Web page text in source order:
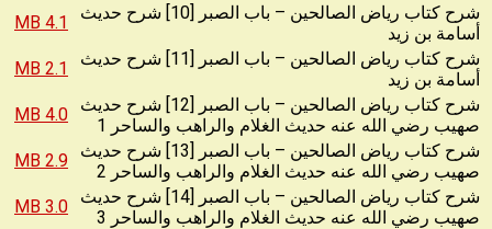
شرح كتاب رياض الصالحين – باب الصبر [10] شرح حديث
أسامة بن زيد
4.1 MB
شرح كتاب رياض الصالحين – باب الصبر [11] شرح حديث
أسامة بن زيد
2.1 MB
شرح كتاب رياض الصالحين – باب الصبر [12] شرح حديث
صهيب رضي الله عنه حديث الغلام والراهب والساحر 1
4.0 MB
شرح كتاب رياض الصالحين – باب الصبر [13] شرح حديث
صهيب رضي الله عنه حديث الغلام والراهب والساحر 2
2.9 MB
شرح كتاب رياض الصالحين – باب الصبر [14] شرح حديث
صهيب رضي الله عنه حديث الغلام والراهب والساحر 3
3.0 MB